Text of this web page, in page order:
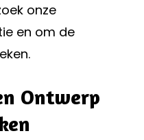
onze
en om de
Ontwerp